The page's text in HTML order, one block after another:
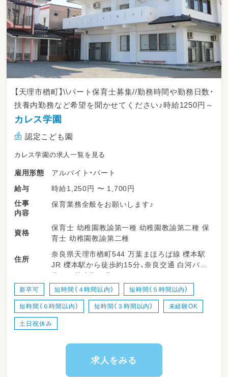
【天理市楢町】\\パート保育士募集//勤務時間や勤務日数・
扶養内勤務など希望を聞かせてください♪時給1250円～
カレス学園
認定こども園
カレス学園の求人一覧を見る
雇用形態
アルバイト・パート
給与
時給1,250円 〜 1,700円
仕事
内容
保育業務全般をお願いします♪
資格
保育士 幼稚園教諭第一種 幼稚園教諭第二種 保
育士 幼稚園教諭第二種
住所
奈良県天理市楢町544 万葉まほろば線 櫟本駅
JR 櫟本駅から徒歩約15分、奈良交通 白河バス
停から徒歩約３分
新卒可 短時間（４時間以内） 短時間（５時間以内）
短時間（６時間以内） 短時間（３時間以内） 未経験OK
土日祝休み
求人をみる